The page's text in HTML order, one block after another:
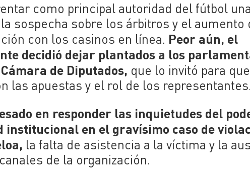
como principal autoridad del fútbol una
sospecha sobre los árbitros y el aumento
con los casinos en línea. Peor aún, el
decidió dejar plantados a los
de Diputados, que lo invitó para que
las apuestas y el rol de los representantes.
en responder las inquietudes del
en el gravísimo caso de
la falta de asistencia a la víctima y la
de la organización.